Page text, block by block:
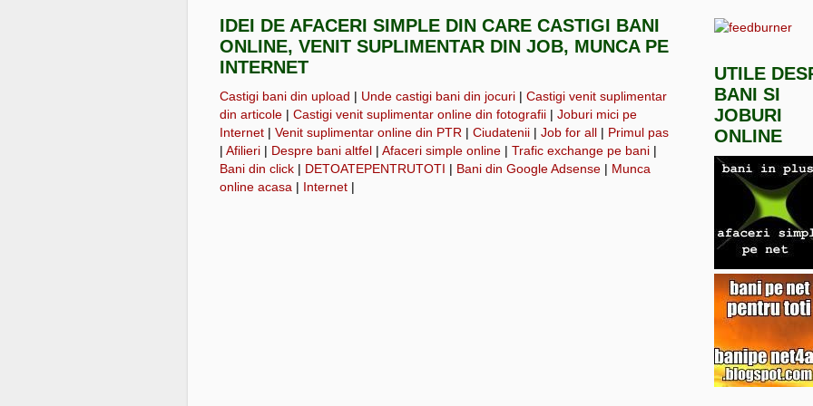
IDEI DE AFACERI SIMPLE DIN CARE CASTIGI BANI
ONLINE, VENIT SUPLIMENTAR DIN JOB, MUNCA PE
INTERNET
Castigi bani din upload | Unde castigi bani din jocuri | Castigi venit suplimentar
din articole | Castigi venit suplimentar online din fotografii | Joburi mici pe
Internet | Venit suplimentar online din PTR | Ciudatenii | Job for all | Primul pas
| Afilieri | Despre bani altfel | Afaceri simple online | Trafic exchange pe bani |
Bani din click | DETOATEPENTRUTOTI | Bani din Google Adsense | Munca
online acasa | Internet |
UTILE
BANI SI
JOBURI
ONLINE